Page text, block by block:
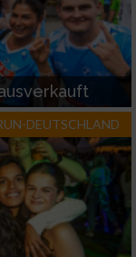
DEUTSCHLAND